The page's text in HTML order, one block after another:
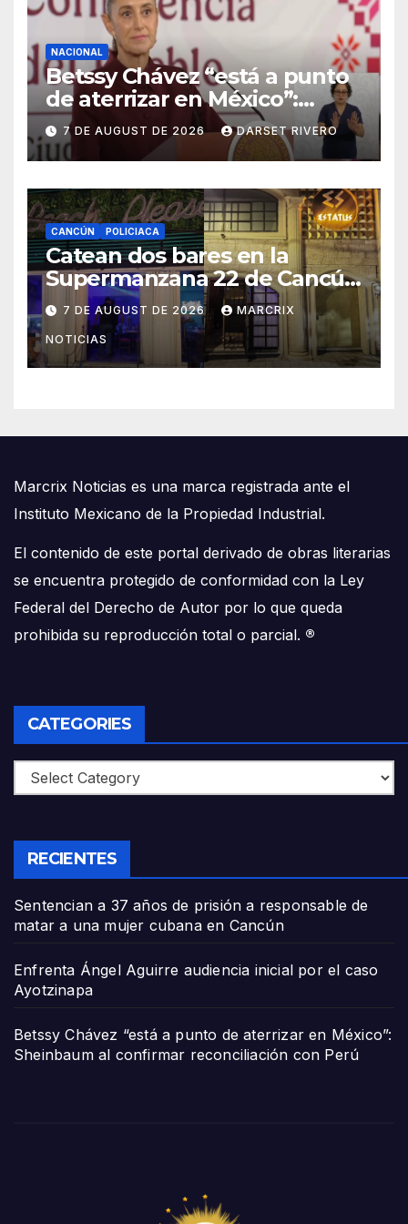
NACIONAL
Betssy Chávez “está a punto
de aterrizar en México”:
Sheinbaum al confirmar
reconciliación con Perú
7 DE AUGUST DE 2026 DARSET RIVERO
CANCÚN POLICIACA
Catean dos bares en la
Supermanzana 22 de Cancún
y aseguran presunta droga
7 DE AUGUST DE 2026 MARCRIX
NOTICIAS
Marcrix Noticias es una marca registrada ante el
Instituto Mexicano de la Propiedad Industrial.
El contenido de este portal derivado de obras literarias
se encuentra protegido de conformidad con la Ley
Federal del Derecho de Autor por lo que queda
prohibida su reproducción total o parcial. ®
CATEGORIES
Categories
RECIENTES
Sentencian a 37 años de prisión a responsable de
matar a una mujer cubana en Cancún
Enfrenta Ángel Aguirre audiencia inicial por el caso
Ayotzinapa
Betssy Chávez “está a punto de aterrizar en México”:
Sheinbaum al confirmar reconciliación con Perú